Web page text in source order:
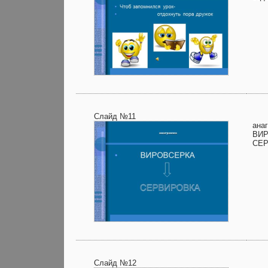
Слайд №11
Слайд №12